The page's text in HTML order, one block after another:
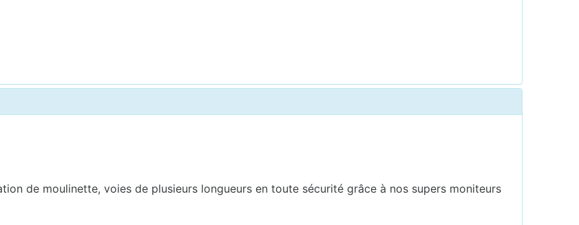
de moulinette, voies de plusieurs longueurs en toute sécurité grâce à nos supers moniteurs